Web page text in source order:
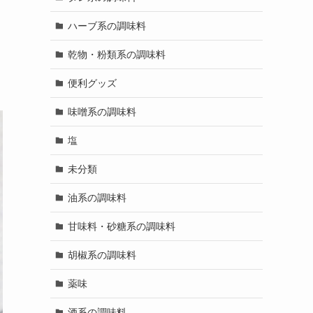
ハーブ系の調味料
乾物・粉類系の調味料
便利グッズ
味噌系の調味料
塩
未分類
油系の調味料
甘味料・砂糖系の調味料
胡椒系の調味料
薬味